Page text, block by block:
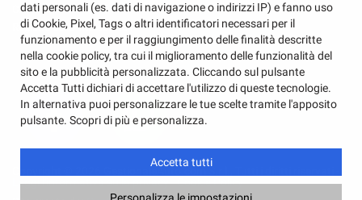
C.F/P.IVA:02417680390
Registro delle imprese:RA
Leggi l'informativa sulla privacy-Cookie Policy
dati personali (es. dati di navigazione o indirizzi IP) e fanno uso
di Cookie, Pixel, Tags o altri identificatori necessari per il
funzionamento e per il raggiungimento delle finalità descritte
nella cookie policy, tra cui il miglioramento delle funzionalità del
sito e la pubblicità personalizzata. Cliccando sul pulsante
Accetta Tutti dichiari di accettare l'utilizzo di queste tecnologie.
In alternativa puoi personalizzare le tue scelte tramite l'apposito
pulsante. Scopri di più e personalizza.
Accetta tutti